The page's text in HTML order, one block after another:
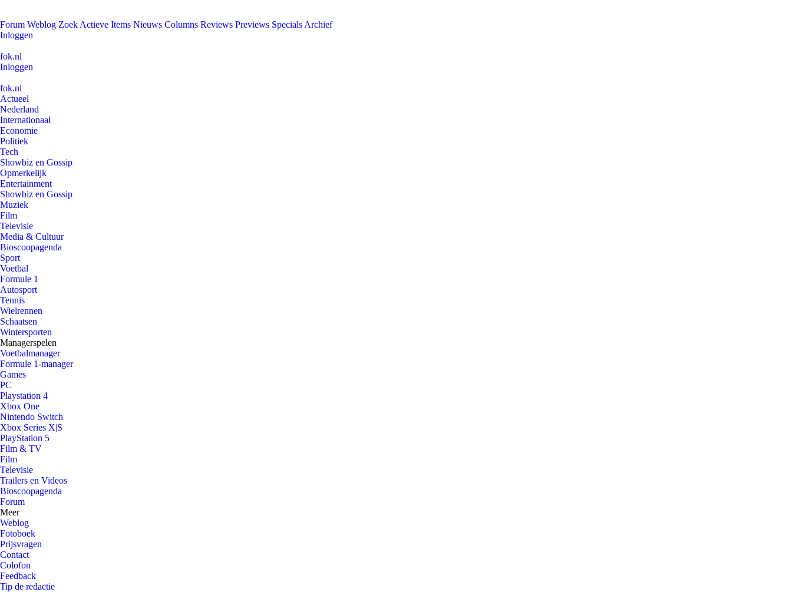
Forum Weblog Zoek Actieve Items Nieuws Columns Reviews Previews Specials Archief
Inloggen
fok.nl
Inloggen
fok.nl
Actueel
Nederland
Internationaal
Economie
Politiek
Tech
Showbiz en Gossip
Opmerkelijk
Entertainment
Showbiz en Gossip
Muziek
Film
Televisie
Media & Cultuur
Bioscoopagenda
Sport
Voetbal
Formule 1
Autosport
Tennis
Wielrennen
Schaatsen
Wintersporten
Managerspelen
Voetbalmanager
Formule 1-manager
Games
PC
Playstation 4
Xbox One
Nintendo Switch
Xbox Series X|S
PlayStation 5
Film & TV
Film
Televisie
Trailers en Videos
Bioscoopagenda
Forum
Meer
Weblog
Fotoboek
Prijsvragen
Contact
Colofon
Feedback
Tip de redactie